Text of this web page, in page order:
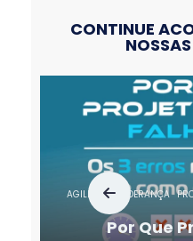
CONTINUE
AGILIDADE LIDERANÇA
Por Que